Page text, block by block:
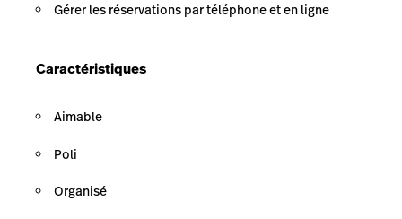
Gérer les réservations par téléphone et en ligne
Caractéristiques
Aimable
Poli
Organisé